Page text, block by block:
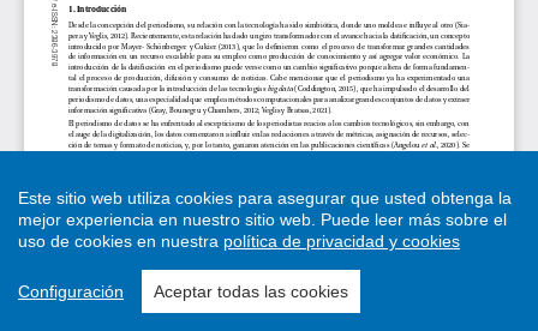
Este sitio web utiliza cookies para asegurar que usted obtenga la
mejor experiencia en nuestro sitio web. Puede leer más sobre el
uso de cookies en nuestra política de privacidad y cookies
Configuración Aceptar todas las cookies